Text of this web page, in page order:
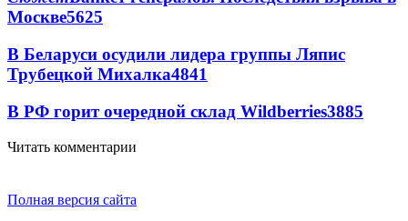
Москве5625
В Беларуси осудили лидера группы Ляпис
Трубецкой Михалка4841
В РФ горит очередной склад Wildberries3885
Читать комментарии
Полная версия сайта